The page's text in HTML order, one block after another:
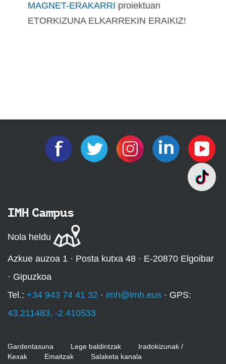
MAGNET-ERAKARRI proiektuan
ETORKIZUNA ELKARREKIN ERAIKIZ!
IMH Campus
Nola heldu
Azkue auzoa 1 · Posta kutxa 48 · E-20870 Elgoibar
· Gipuzkoa
Tel.: +34 943 74 41 32 · imh@imh.eus · GPS:
43.211483, -2.410533
Gardentasuna Lege baldintzak
Iradokizunak /
Kexak
Emaitzak Salaketa kanala